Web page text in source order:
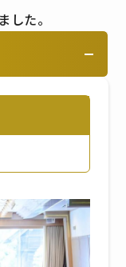
した。